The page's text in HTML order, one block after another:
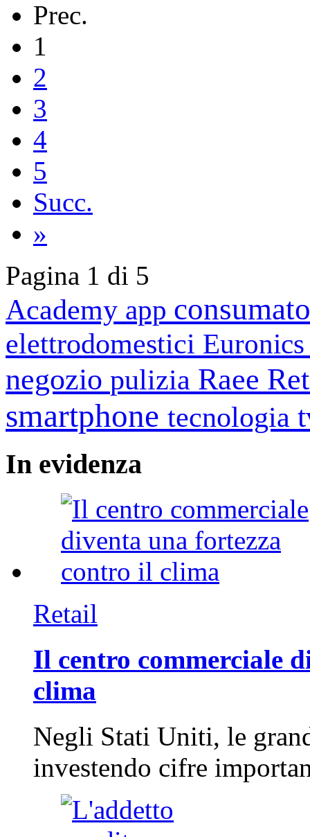
Prec.
1
2
3
4
5
Succ.
»
Pagina 1 di 5
Academy app
elettrodomestici
negozio pulizia Raee
smartphone tecnologia
In evidenza
Retail
Il centro commerciale
clima
Negli Stati Uniti, le
investendo cifre